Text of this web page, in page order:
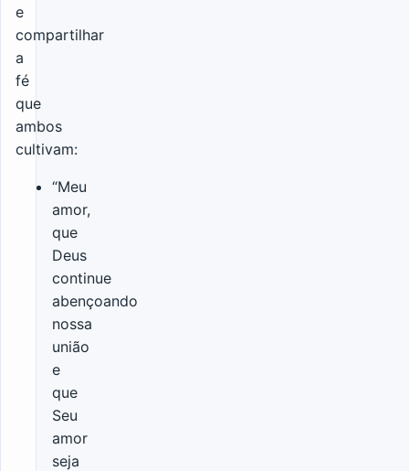
e
compartilhar
a
fé
que
ambos
cultivam:
“Meu
amor,
que
Deus
continue
abençoando
nossa
união
e
que
Seu
amor
seja